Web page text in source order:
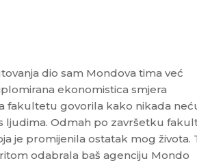
dio sam Mondova tima već
ekonomistica smjera
fakultetu govorila kako nikada
ljudima. Odmah po završetku
je promijenila ostatak mog života.
odabrala baš agenciju Mondo